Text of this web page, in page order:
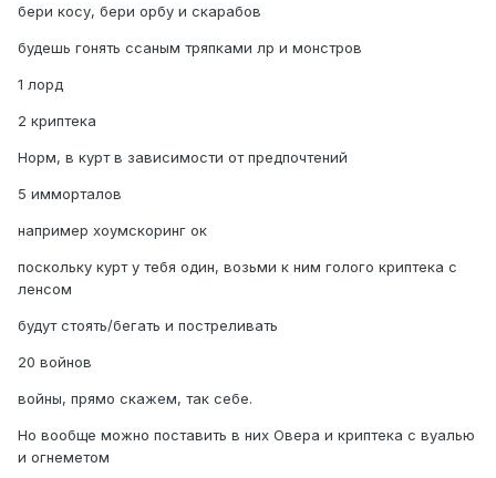
бери косу, бери орбу и скарабов
будешь гонять ссаным тряпками лр и монстров
1 лорд
2 криптека
Норм, в курт в зависимости от предпочтений
5 имморталов
например хоумскоринг ок
поскольку курт у тебя один, возьми к ним голого криптека с
ленсом
будут стоять/бегать и постреливать
20 войнов
войны, прямо скажем, так себе.
Но вообще можно поставить в них Овера и криптека с вуалью
и огнеметом